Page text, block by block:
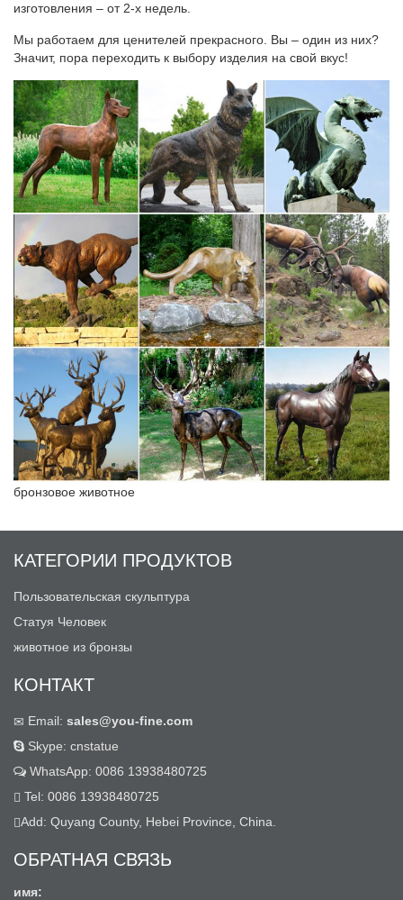
изготовления – от 2-х недель.
Мы работаем для ценителей прекрасного. Вы – один из них?
Значит, пора переходить к выбору изделия на свой вкус!
бронзовое животное
КАТЕГОРИИ ПРОДУКТОВ
Пользовательская скульптура
Статуя Человек
животное из бронзы
КОНТАКТ
Email: sales@you-fine.com
Skype: cnstatue
WhatsApp: 0086 13938480725
Tel: 0086 13938480725
Add: Quyang County, Hebei Province, China.
ОБРАТНАЯ СВЯЗЬ
имя: